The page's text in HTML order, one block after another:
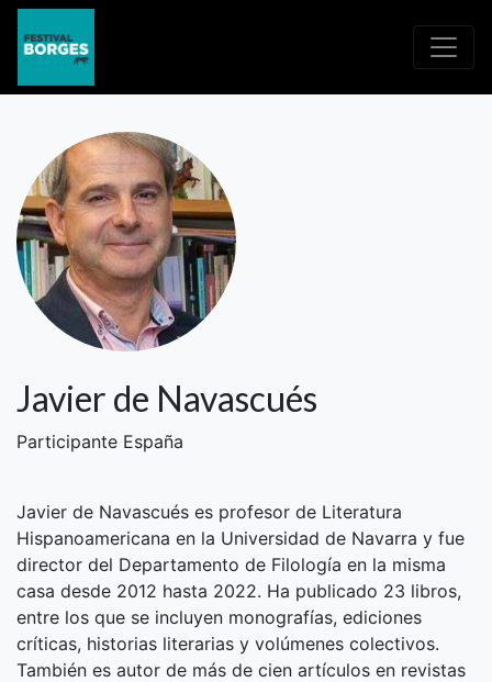
Javier de Navascués
Participante España
Javier de Navascués es profesor de Literatura
Hispanoamericana en la Universidad de Navarra y fue
director del Departamento de Filología en la misma
casa desde 2012 hasta 2022. Ha publicado 23 libros,
entre los que se incluyen monografías, ediciones
críticas, historias literarias y volúmenes colectivos.
También es autor de más de cien artículos en revistas